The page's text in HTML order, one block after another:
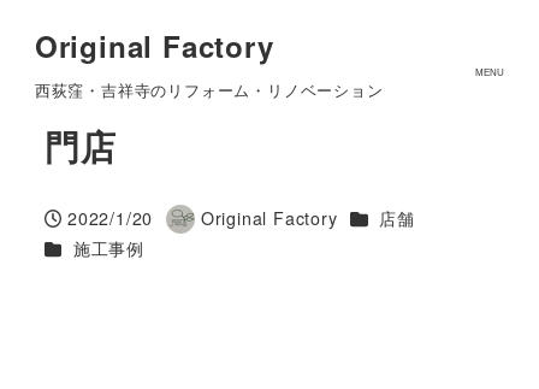
Original Factory
西荻窪・吉祥寺のリフォーム・リノベーション
MENU
店舗工事 ビンテージカー専
門店
投稿日
2022/1/20
著
Original Factory カテゴリー
店舗
カテゴリー
施工事例